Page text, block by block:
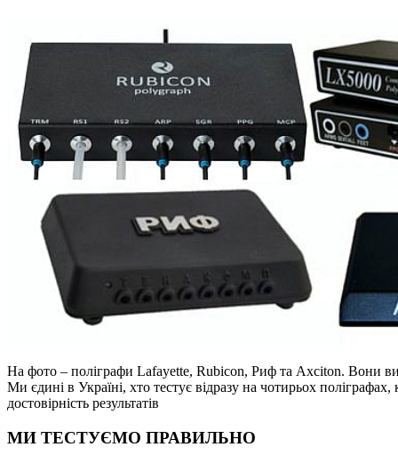
На фото – поліграфи Lafayette, Rubicon, Риф та Axciton. Вони
Ми єдині в Україні, хто тестує відразу на чотирьох
достовірність результатів
МИ ТЕСТУЄМО ПРАВИЛЬНО